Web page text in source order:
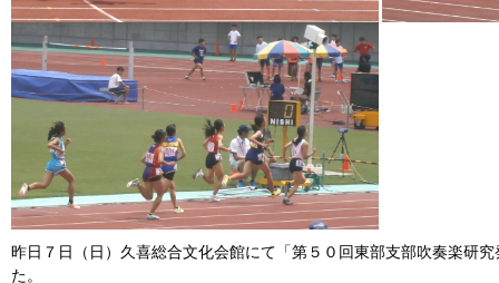
昨日７日（日）久喜総合文化会館にて「第５０回東部支部吹奏楽研
た。